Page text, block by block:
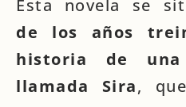
Esta novela se
de los años
historia de
llamada Sira,